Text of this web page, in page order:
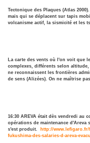
Tectonique des Plaques (Atlas
mais qui se déplacent sur tapis
volcanisme actif, la sismicité et les
La carte des vents où l'on voit que
complexes, différents selon
ne reconnaissent les frontières
de sens (Alizées). On ne maîtrise
16:30 AREVA était dès vendredi au
opérations de maintenance d'Areva
s'est produit. http://www.lefigaro.fr/
fukushima-des-salaries-d-areva-